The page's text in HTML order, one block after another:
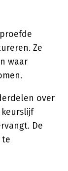
Ze
waar
over
De
te